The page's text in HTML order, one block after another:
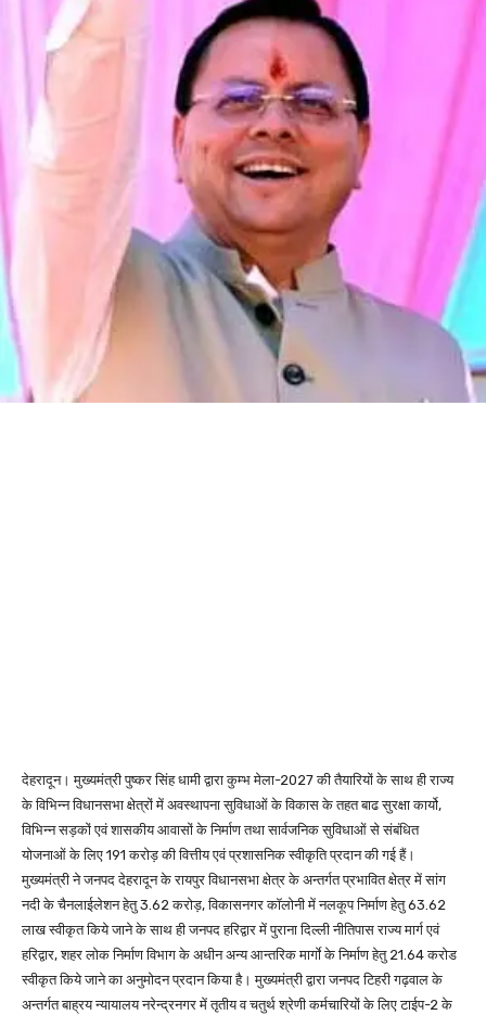
देहरादून। मुख्यमंत्री पुष्कर सिंह धामी द्वारा कुम्भ मेला-2027 की तैयारियों के साथ ही राज्य
के विभिन्न विधानसभा क्षेत्रों में अवस्थापना सुविधाओं के विकास के तहत बाढ सुरक्षा कार्यो,
विभिन्न सड़कों एवं शासकीय आवासों के निर्माण तथा सार्वजनिक सुविधाओं से संबंधित
योजनाओं के लिए 191 करोड़ की वित्तीय एवं प्रशासनिक स्वीकृति प्रदान की गई हैं।
मुख्यमंत्री ने जनपद देहरादून के रायपुर विधानसभा क्षेत्र के अन्तर्गत प्रभावित क्षेत्र में सांग
नदी के चैनलाईलेशन हेतु 3.62 करोड़, विकासनगर कॉलोनी में नलकूप निर्माण हेतु 63.62
लाख स्वीकृत किये जाने के साथ ही जनपद हरिद्वार में पुराना दिल्ली नीतिपास राज्य मार्ग एवं
हरिद्वार, शहर लोक निर्माण विभाग के अधीन अन्य आन्तरिक मार्गाे के निर्माण हेतु 21.64 करोड
स्वीकृत किये जाने का अनुमोदन प्रदान किया है। मुख्यमंत्री द्वारा जनपद टिहरी गढ़वाल के
अन्तर्गत बाह्रय न्यायालय नरेन्द्रनगर में तृतीय व चतुर्थ श्रेणी कर्मचारियों के लिए टाईप-2 के